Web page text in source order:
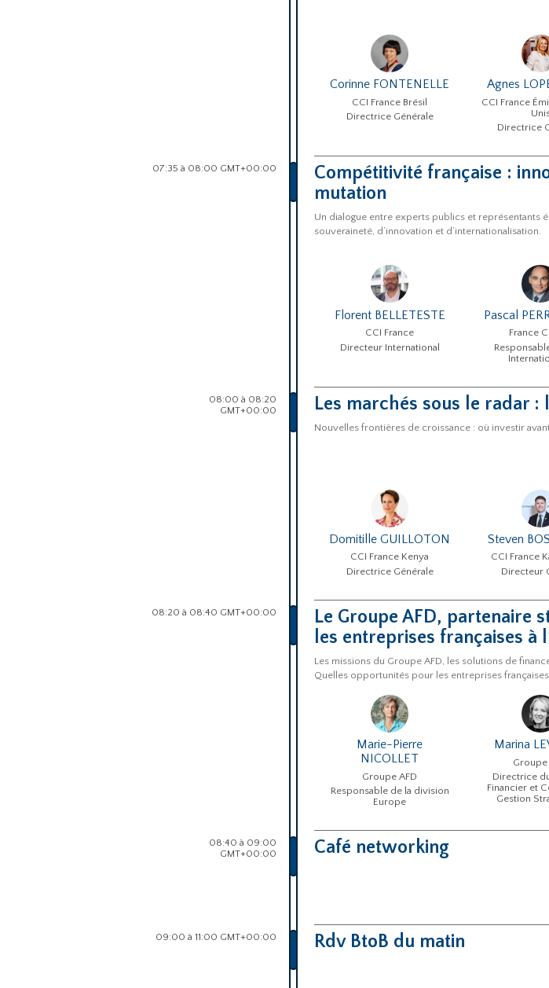
Corinne FONTENELLE
CCI France Brésil
Directrice Générale
Agnes
CCI France
Directrice
07:35 à 08:00 GMT+00:00
Compétitivité française :
mutation
Un dialogue entre experts publics et représentants
souveraineté, d’innovation et d’internationalisation.
Florent BELLETESTE
CCI France
Directeur International
Pascal
France
08:00 à 08:20
GMT+00:00
Les marchés sous le radar
Nouvelles frontières de croissance : où investir
Domitille GUILLOTON
CCI France Kenya
Directrice Générale
Steven
CCI France
Directeur
08:20 à 08:40 GMT+00:00
Le Groupe AFD, partenaire
les entreprises françaises à
Les missions du Groupe AFD, les solutions de
Quelles opportunités pour les entreprises
Marie-Pierre
NICOLLET
Groupe AFD
Responsable de la division
Europe
Marina
Groupe
Directrice
Financier et
Gestion
08:40 à 09:00
GMT+00:00
Café networking
09:00 à 11:00 GMT+00:00 Rdv BtoB du matin